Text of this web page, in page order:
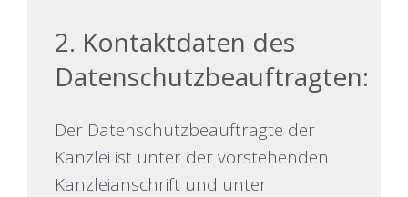
2. Kontaktdaten des
Datenschutzbeauftragten:
Der Datenschutzbeauftragte der
Kanzlei ist unter der vorstehenden
Kanzleianschrift und unter